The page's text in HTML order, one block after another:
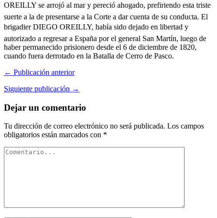
OREILLY se arrojó al mar y pereció ahogado, prefiriendo esta triste
suerte a la de presentarse a la Corte a dar cuenta de su conducta. El
brigadier DIEGO OREILLY, había sido dejado en libertad y
autorizado a regresar a España por el general San Martín, luego de
haber permanecido prisionero desde el 6 de diciembre de 1820,
cuando fuera derrotado en la Batalla de Cerro de Pasco.
← Publicación anterior
Siguiente publicación →
Dejar un comentario
Tu dirección de correo electrónico no será publicada. Los campos
obligatorios están marcados con *